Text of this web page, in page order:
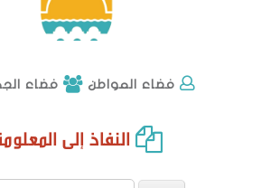
فضاء المواطن